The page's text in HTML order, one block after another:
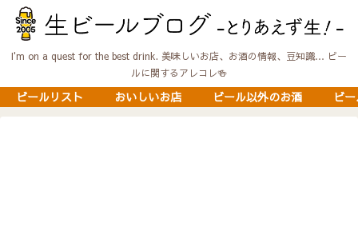
I'm on a quest for the best drink. 美味しいお店、お酒の情報、豆知識… ビー
ルに関するアレコレ🍻
ビールリスト おいしいお店 ビール以外のお酒 ビ